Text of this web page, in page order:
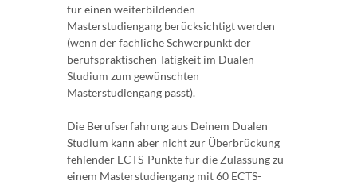
für einen weiterbildenden
Masterstudiengang berücksichtigt werden
(wenn der fachliche Schwerpunkt der
berufspraktischen Tätigkeit im Dualen
Studium zum gewünschten
Masterstudiengang passt).
Die Berufserfahrung aus Deinem Dualen
Studium kann aber nicht zur Überbrückung
fehlender ECTS-Punkte für die Zulassung zu
einem Masterstudiengang mit 60 ECTS-